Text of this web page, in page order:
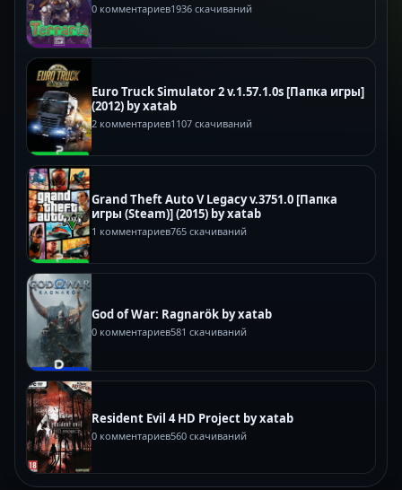
0 комментариев1936 скачиваний
Euro Truck Simulator 2 v.1.57.1.0s [Папка игры]
(2012) by xatab
2 комментариев1107 скачиваний
Grand Theft Auto V Legacy v.3751.0 [Папка
игры (Steam)] (2015) by xatab
1 комментариев765 скачиваний
God of War: Ragnarök by xatab
0 комментариев581 скачиваний
Resident Evil 4 HD Project by xatab
0 комментариев560 скачиваний